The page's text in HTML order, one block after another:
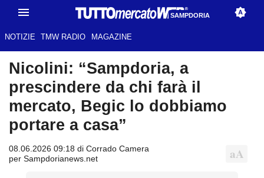
SAMPDORIA
NOTIZIE TMW RADIO MAGAZINE
Nicolini: “Sampdoria, a
prescindere da chi farà il
mercato, Begic lo dobbiamo
portare a casa”
08.06.2026 09:18 di Corrado Camera
per Sampdorianews.net